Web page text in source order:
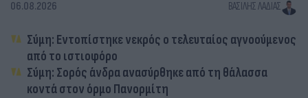
06.08.2026 ΒΑΣΊΛΗΣ ΛΑΔΙΆΣ
Σύμη: Εντοπίστηκε νεκρός ο τελευταίος αγνοούμενος
από το ιστιοφόρο
Σύμη: Σορός άνδρα ανασύρθηκε από τη θάλασσα
κοντά στον όρμο Πανορμίτη